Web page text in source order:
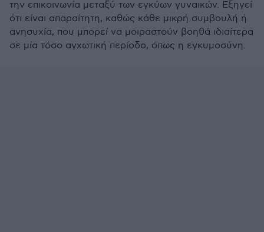
την επικοινωνία μεταξύ των εγκύων γυναικών. Εξηγεί
ότι είναι απαραίτητη, καθώς κάθε μικρή συμβουλή ή
ανησυχία, που μπορεί να μοιραστούν βοηθά ιδιαίτερα
σε μία τόσο αγχωτική περίοδο, όπως η εγκυμοσύνη.